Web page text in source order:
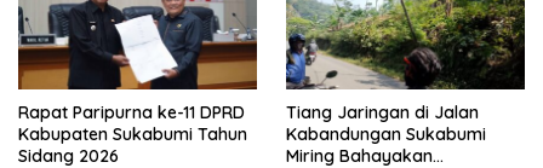
Rapat Paripurna ke-11 DPRD
Kabupaten Sukabumi Tahun
Sidang 2026
Tiang Jaringan di Jalan
Kabandungan Sukabumi
Miring Bahayakan